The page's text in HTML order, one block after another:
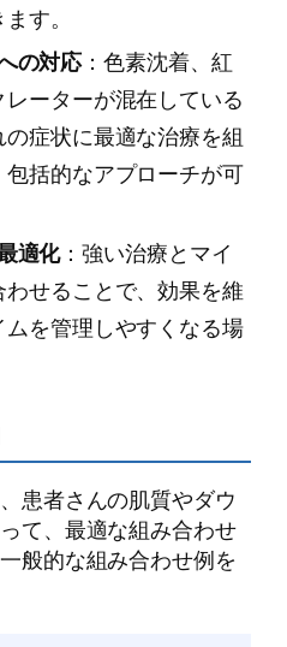
す。
の対応：色素沈着、紅
ーターが混在している
症状に最適な治療を組
括的なアプローチが可
適化：強い治療とマイ
せることで、効果を維
を管理しやすくなる場
患者さんの肌質やダウ
て、最適な組み合わせ
般的な組み合わせ例を